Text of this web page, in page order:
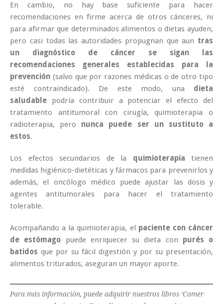
En cambio, no hay base suficiente para hacer
recomendaciones en firme acerca de otros cánceres, ni
para afirmar que determinados alimentos o dietas ayuden,
pero casi todas las autoridades propugnan que aun tras
un diagnóstico de cáncer se sigan las
recomendaciones generales establecidas para la
prevención (salvo que por razones médicas o de otro tipo
esté contraindicado). De este modo, una dieta
saludable podría contribuir a potenciar el efecto del
tratamiento antitumoral con cirugía, quimioterapia o
radioterapia, pero nunca puede ser un sustituto a
estos.
Los efectos secundarios de la quimioterapia tienen
medidas higiénico-dietéticas y fármacos para prevenirlos y
además, el oncólogo médico puede ajustar las dosis y
agentes antitumorales para hacer el tratamiento
tolerable.
Acompañando a la quimioterapia, el paciente con cáncer
de estómago puede enriquecer su dieta con purés o
batidos que por su fácil digestión y por su presentación,
alimentos triturados, aseguran un mayor aporte.
Para más información, puede adquirir nuestros libros ‘Comer